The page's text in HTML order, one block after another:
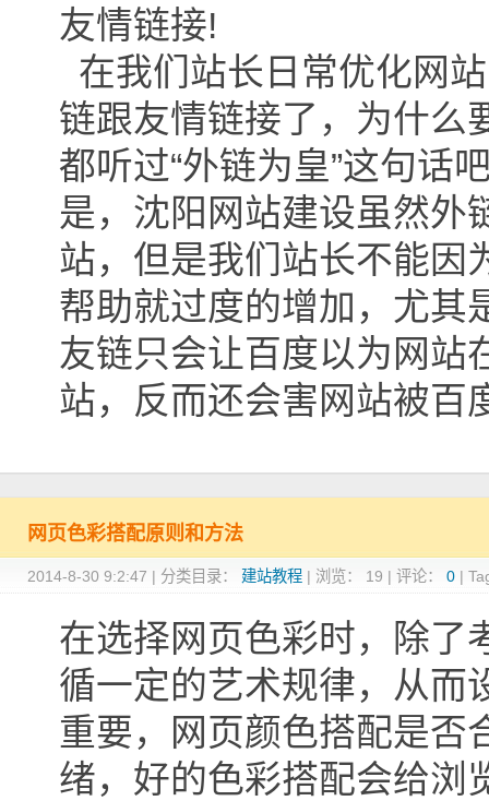
友情链接!
在我们站长日常优化网
链跟友情链接了，为什么
都听过“外链为皇”这句话
是，沈阳网站建设虽然外
站，但是我们站长不能因
帮助就过度的增加，尤其
友链只会让百度以为网站
站，反而还会害网站被百
网页色彩搭配原则和方法
2014-8-30 9:2:47 | 分类目录： 建站教程 | 浏览： 19 | 评论： 0 |
在选择网页色彩时，除了
循一定的艺术规律，从而
重要，网页颜色搭配是否
绪，好的色彩搭配会给浏